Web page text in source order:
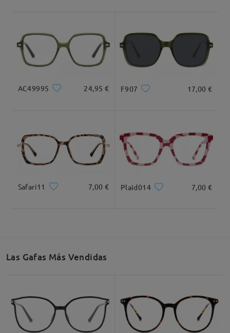
Tipo Rostro: Longitud Rostro: Ancho Rostro:
Ancho Total Longitud de Patillas
Recomendación de Rostro
Llegado
AC49995 24,95 € F907 17,00 €
Safari11 7,00 € Plaid014 7,00 €
Las Gafas Más Vendidas